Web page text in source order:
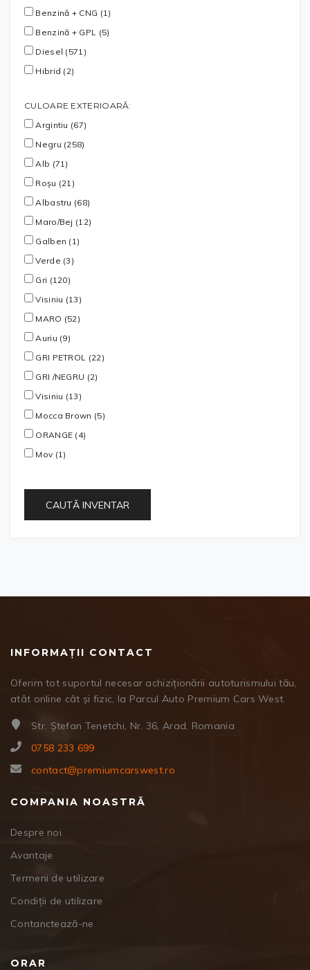
Benzină + CNG (1)
Benzină + GPL (5)
Diesel (571)
Hibrid (2)
CULOARE EXTERIOARĂ:
Argintiu (67)
Negru (258)
Alb (71)
Roșu (21)
Albastru (68)
Maro/Bej (12)
Galben (1)
Verde (3)
Gri (120)
Visiniu (13)
MARO (52)
Auriu (9)
GRI PETROL (22)
GRI /NEGRU (2)
Visiniu (13)
Mocca Brown (5)
ORANGE (4)
Mov (1)
CAUTĂ INVENTAR
INFORMAȚII CONTACT
Oferim tot suportul necesar achiziționării autoturismului tău,
atât online cât și fizic, la Parcul Auto Premium Cars West.
Str. Ștefan Tenetchi, Nr. 36, Arad, Romania
0758 233 699
contact@premiumcarswest.ro
COMPANIA NOASTRĂ
Despre noi
Avantaje
Termeni de utilizare
Condiții de utilizare
Contanctează-ne
ORAR